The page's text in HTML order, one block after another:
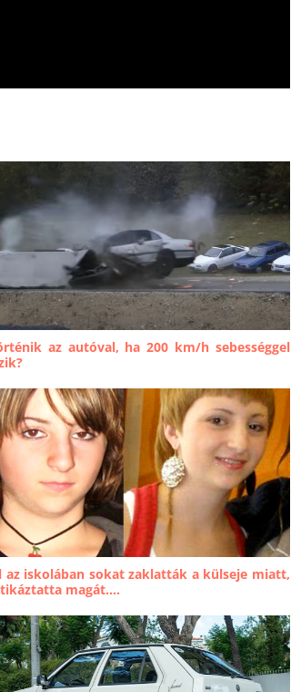
az autóval, ha 200 km/h sebességgel
az iskolában sokat zaklatták a külseje miatt,
magát....